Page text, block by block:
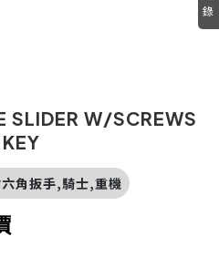
SLIDER W/SCREWS
角扳手,騎士,重機
錄